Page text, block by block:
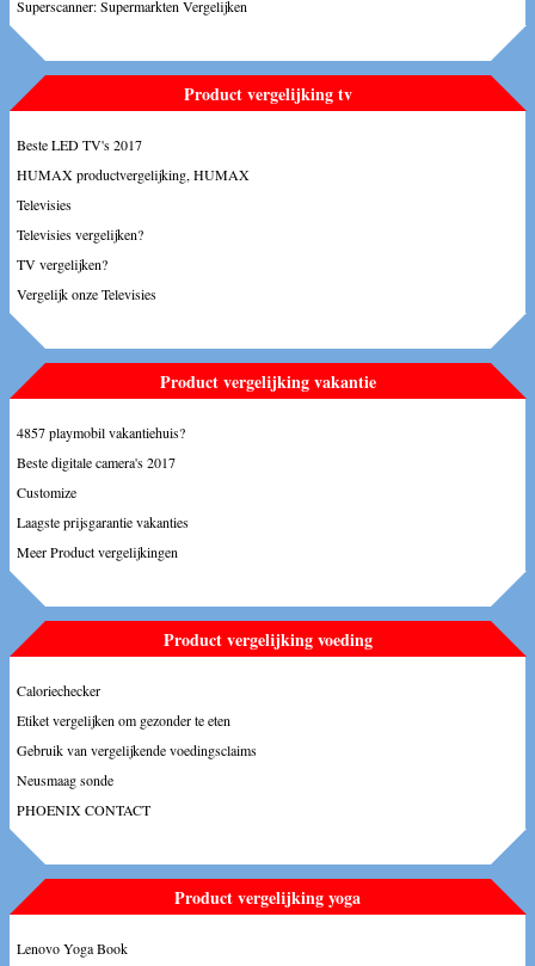
Superscanner: Supermarkten Vergelijken
Product vergelijking tv
Beste LED TV's 2017
HUMAX productvergelijking, HUMAX
Televisies
Televisies vergelijken?
TV vergelijken?
Vergelijk onze Televisies
Product vergelijking vakantie
4857 playmobil vakantiehuis?
Beste digitale camera's 2017
Customize
Laagste prijsgarantie vakanties
Meer Product vergelijkingen
Product vergelijking voeding
Caloriechecker
Etiket vergelijken om gezonder te eten
Gebruik van vergelijkende voedingsclaims
Neusmaag sonde
PHOENIX CONTACT
Product vergelijking yoga
Lenovo Yoga Book